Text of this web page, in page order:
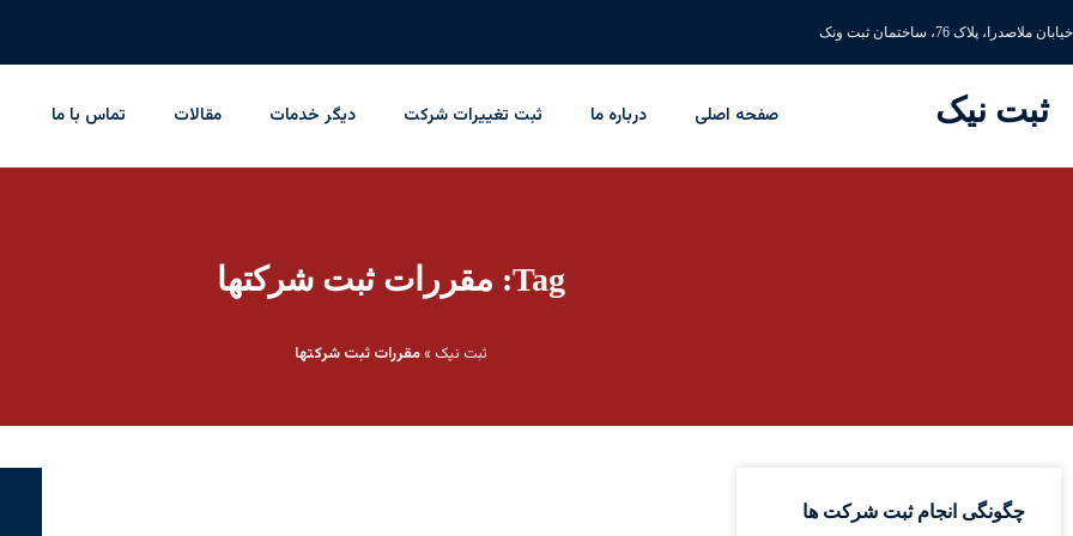
خیابان ملاصدرا، پلاک 76، ساختمان ثبت ونک
ثبت نیک صفحه اصلی درباره ما ثبت تغییرات شرکت دیگر خدمات مقالات تماس با ما
Tag: مقررات ثبت شرکتها
ثبت نیک »مقررات ثبت شرکتها
چگونگی انجام ثبت شرکت ها